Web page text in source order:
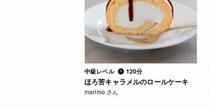
中級レベル 120分
ほろ苦キャラメルのロールケーキ
marimo さん